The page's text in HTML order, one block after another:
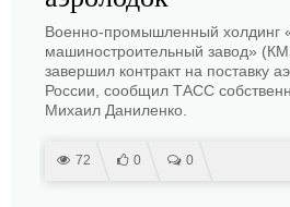
Военно-промышленный холдинг
машиностроительный завод»
завершил контракт на поставку
России, сообщил ТАСС
Михаил Даниленко.
72 0 0